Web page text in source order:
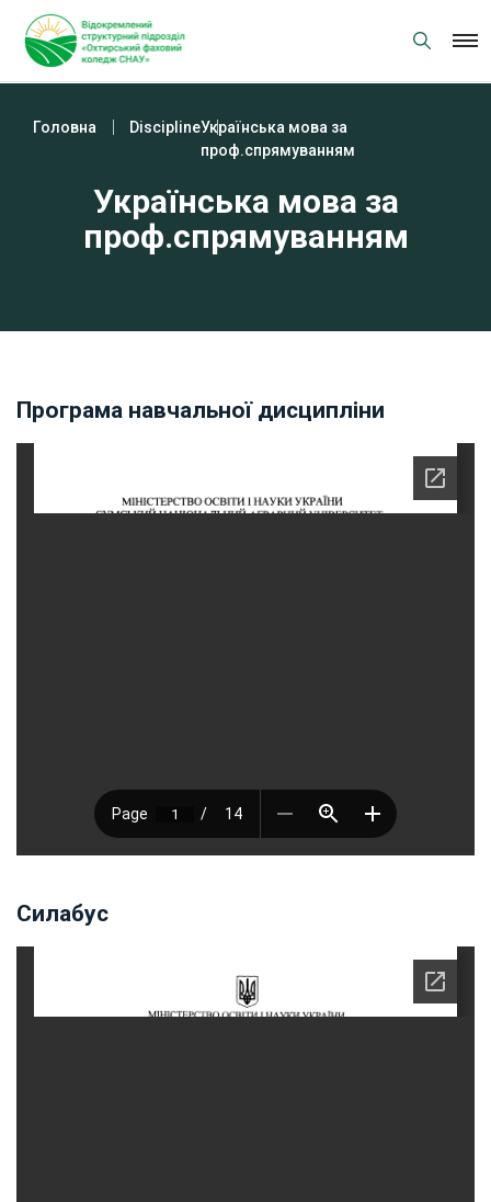
content
Головна DisciplineУкраїнська мова за
проф.спрямуванням
Українська мова за
проф.спрямуванням
Програма навчальної дисципліни
Силабус